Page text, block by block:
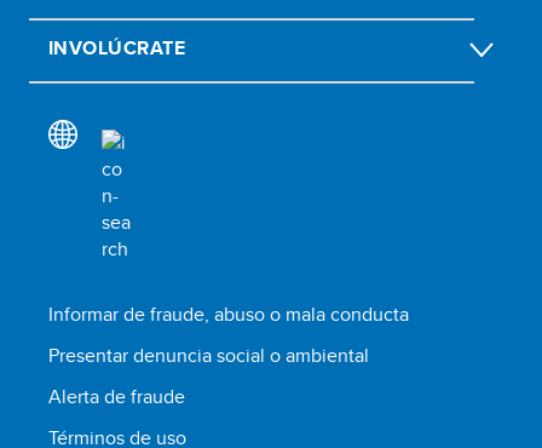
INVOLÚCRATE
Informar de fraude, abuso o mala conducta
Presentar denuncia social o ambiental
Alerta de fraude
Términos de uso